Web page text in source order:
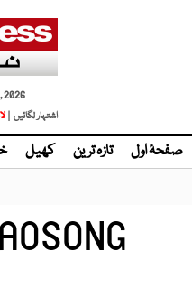
2026
اشتہار لگائیں |
صفحۂ اول تازہ ترین کھیل